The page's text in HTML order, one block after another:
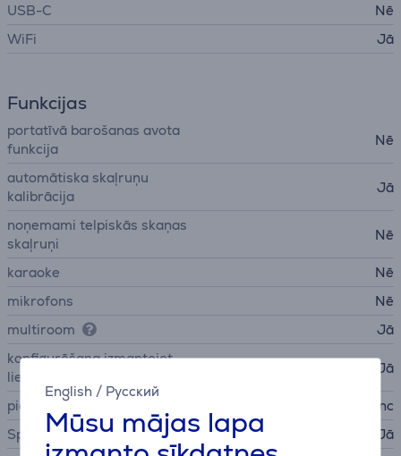
English / Русский
Mūsu mājas lapa
USB-C
Nē
WiFi
Jā
Funkcijas
portatīvā barošanas avota
funkcija
Nē
automātiska skaļruņu
kalibrācija
Jā
noņemami telpiskās skaņas
skaļruņi
Nē
karaoke
Nē
mikrofons
Nē
multiroom
Jā
konfigurēšana izmantojot
lietotni
Jā
pieslēguma sistēmas
BRAVIA Sync
Spotify Connect
Jā